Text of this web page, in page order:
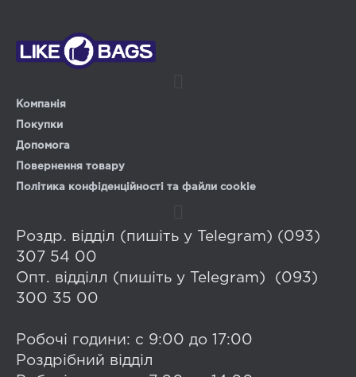
Компанія
Покупки
Допомога
Повернення товару
Політика конфіденційності та файли cookie
Роздр. відділ (пишіть у Telegram) (093)
307 54 00
Опт. відділл (пишіть у Telegram) (093)
300 35 00
Робочі години: с 9:00 до 17:00
Роздрібний відділ